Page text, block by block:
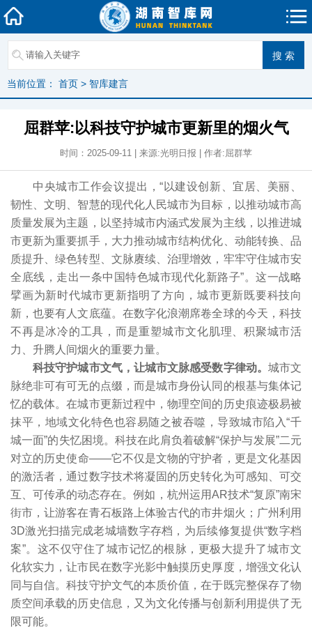
当前位置： 首页 > 智库建言
屈群苹:以科技守护城市更新里的烟火气
时间：2025-09-11 | 来源:光明日报 | 作者:屈群苹
中央城市工作会议提出，“以建设创新、宜居、美丽、
韧性、文明、智慧的现代化人民城市为目标，以推动城市高
质量发展为主题，以坚持城市内涵式发展为主线，以推进城
市更新为重要抓手，大力推动城市结构优化、动能转换、品
质提升、绿色转型、文脉赓续、治理增效，牢牢守住城市安
全底线，走出一条中国特色城市现代化新路子”。这一战略
擘画为新时代城市更新指明了方向，城市更新既要科技向
新，也要有人文底蕴。在数字化浪潮席卷全球的今天，科技
不再是冰冷的工具，而是重塑城市文化肌理、积聚城市活
力、升腾人间烟火的重要力量。
科技守护城市文气，让城市文脉感受数字律动。 城市文
脉绝非可有可无的点缀，而是城市身份认同的根基与集体记
忆的载体。在城市更新过程中，物理空间的历史痕迹极易被
抹平，地域文化特色也容易随之被吞噬，导致城市陷入“千
城一面”的失忆困境。科技在此肩负着破解“保护与发展”二元
对立的历史使命——它不仅是文物的守护者，更是文化基因
的激活者，通过数字技术将凝固的历史转化为可感知、可交
互、可传承的动态存在。例如，杭州运用AR技术“复原”南宋
街市，让游客在青石板路上体验古代的市井烟火；广州利用
3D激光扫描完成老城墙数字存档，为后续修复提供“数字档
案”。这不仅守住了城市记忆的根脉，更极大提升了城市文
化软实力，让市民在数字光影中触摸历史厚度，增强文化认
同与自信。科技守护文气的本质价值，在于既完整保存了物
质空间承载的历史信息，又为文化传播与创新利用提供了无
限可能。